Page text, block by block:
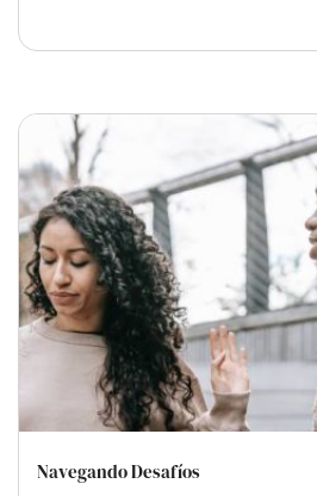
Navegando Desafíos